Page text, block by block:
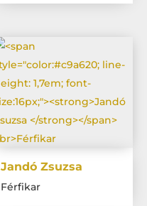
Jandó Zsuzsa
Férfikar